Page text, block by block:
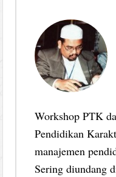
Workshop PTK
Pendidikan
manajemen
Sering diundang